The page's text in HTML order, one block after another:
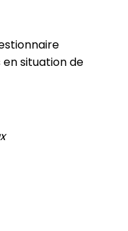
situation de